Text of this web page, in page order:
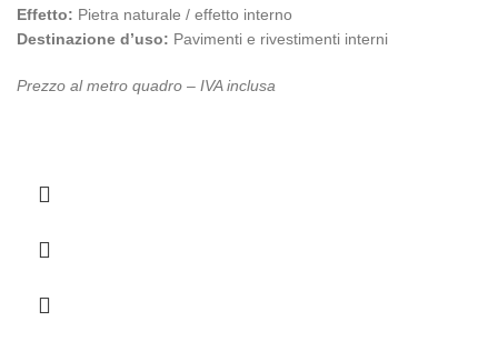
Effetto: Pietra naturale / effetto interno
Destinazione d’uso: Pavimenti e rivestimenti interni
Prezzo al metro quadro – IVA inclusa